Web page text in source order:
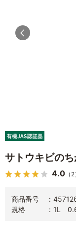
サトウキビの
4.0 （2
商品番号
規格
1L